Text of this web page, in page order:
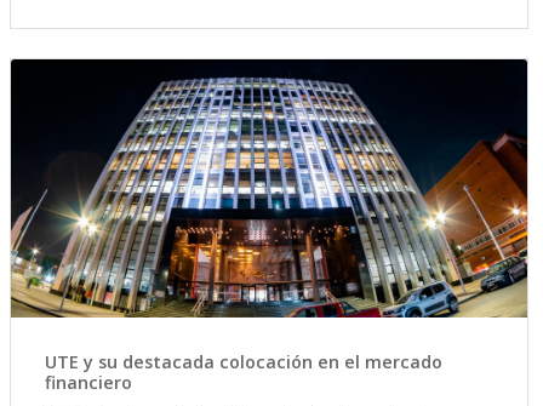
UTE y su destacada colocación en el mercado
financiero